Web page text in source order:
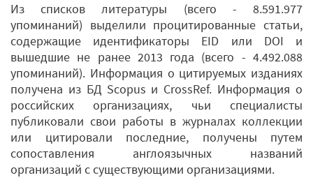
Из списков литературы (всего - 8.591.977
упоминаний) выделили процитированные статьи,
содержащие идентификаторы EID или DOI и
вышедшие не ранее 2013 года (всего - 4.492.088
упоминаний). Информация о цитируемых изданиях
получена из БД Scopus и CrossRef. Информация о
российских организациях, чьи специалисты
публиковали свои работы в журналах коллекции
или цитировали последние, получены путем
сопоставления англоязычных названий
организаций с существующими организациями.